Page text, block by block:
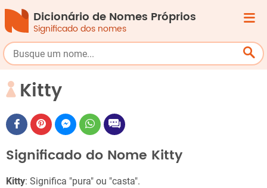
Dicionário de Nomes Próprios
Significado dos nomes
Kitty
Significado do Nome Kitty
Kitty: Significa "pura" ou "casta".